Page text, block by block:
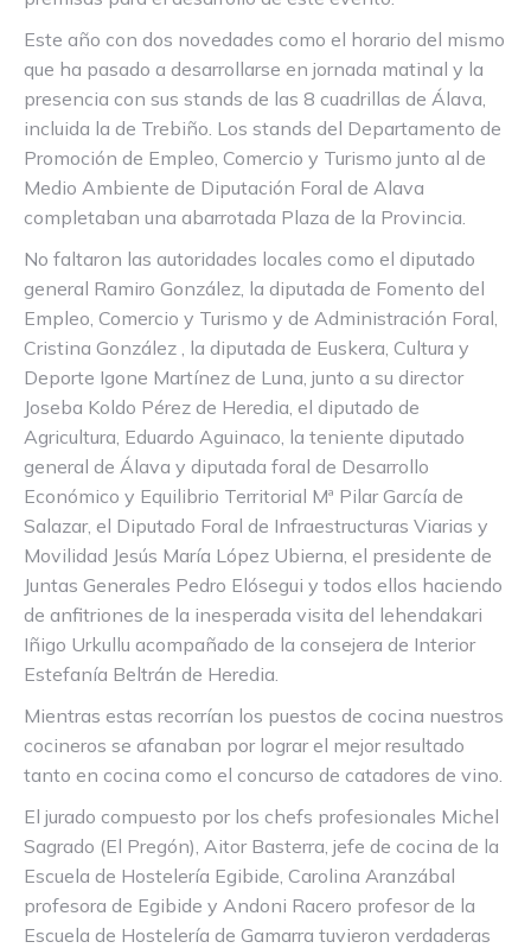
Este año con dos novedades como el horario del mismo
que ha pasado a desarrollarse en jornada matinal y la
presencia con sus stands de las 8 cuadrillas de Álava,
incluida la de Trebiño. Los stands del Departamento de
Promoción de Empleo, Comercio y Turismo junto al de
Medio Ambiente de Diputación Foral de Alava
completaban una abarrotada Plaza de la Provincia.
No faltaron las autoridades locales como el diputado
general Ramiro González, la diputada de Fomento del
Empleo, Comercio y Turismo y de Administración Foral,
Cristina González , la diputada de Euskera, Cultura y
Deporte Igone Martínez de Luna, junto a su director
Joseba Koldo Pérez de Heredia, el diputado de
Agricultura, Eduardo Aguinaco, la teniente diputado
general de Álava y diputada foral de Desarrollo
Económico y Equilibrio Territorial Mª Pilar García de
Salazar, el Diputado Foral de Infraestructuras Viarias y
Movilidad Jesús María López Ubierna, el presidente de
Juntas Generales Pedro Elósegui y todos ellos haciendo
de anfitriones de la inesperada visita del lehendakari
Iñigo Urkullu acompañado de la consejera de Interior
Estefanía Beltrán de Heredia.
Mientras estas recorrían los puestos de cocina nuestros
cocineros se afanaban por lograr el mejor resultado
tanto en cocina como el concurso de catadores de vino.
El jurado compuesto por los chefs profesionales Michel
Sagrado (El Pregón), Aitor Basterra, jefe de cocina de la
Escuela de Hostelería Egibide, Carolina Aranzábal
profesora de Egibide y Andoni Racero profesor de la
Escuela de Hostelería de Gamarra tuvieron verdaderas